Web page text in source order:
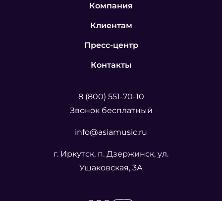
Компания
Клиентам
Пресс-центр
Контакты
8 (800) 551-70-10
Звонок бесплатный
info@asiamusic.ru
г. Иркутск, п. Дзержинск, ул.
Ушаковская, 3А